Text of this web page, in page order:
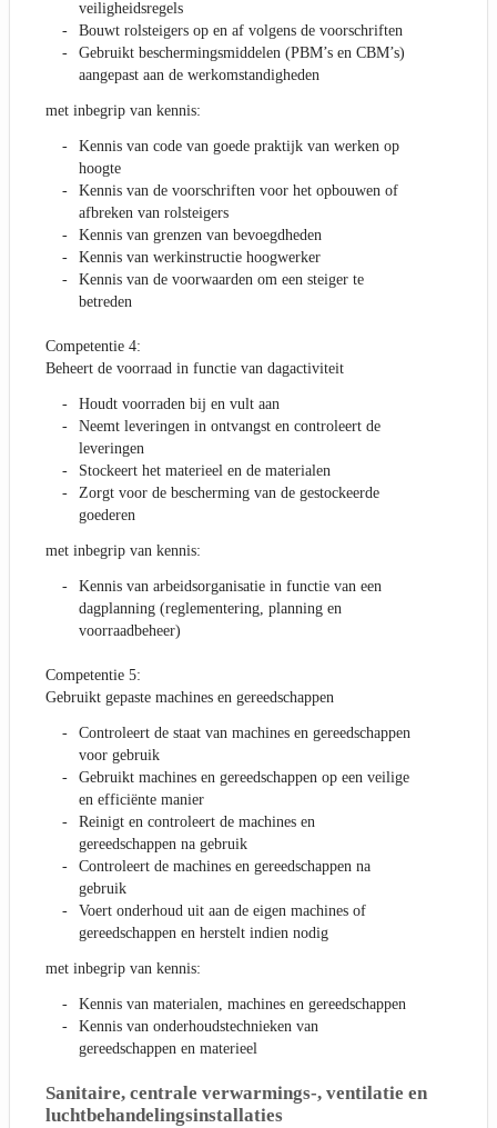
veiligheidsregels
Bouwt rolsteigers op en af volgens de voorschriften
Gebruikt beschermingsmiddelen (PBM’s en CBM’s)
aangepast aan de werkomstandigheden
met inbegrip van kennis:
Kennis van code van goede praktijk van werken op
hoogte
Kennis van de voorschriften voor het opbouwen of
afbreken van rolsteigers
Kennis van grenzen van bevoegdheden
Kennis van werkinstructie hoogwerker
Kennis van de voorwaarden om een steiger te
betreden
Competentie 4:
Beheert de voorraad in functie van dagactiviteit
Houdt voorraden bij en vult aan
Neemt leveringen in ontvangst en controleert de
leveringen
Stockeert het materieel en de materialen
Zorgt voor de bescherming van de gestockeerde
goederen
met inbegrip van kennis:
Kennis van arbeidsorganisatie in functie van een
dagplanning (reglementering, planning en
voorraadbeheer)
Competentie 5:
Gebruikt gepaste machines en gereedschappen
Controleert de staat van machines en gereedschappen
voor gebruik
Gebruikt machines en gereedschappen op een veilige
en efficiënte manier
Reinigt en controleert de machines en
gereedschappen na gebruik
Controleert de machines en gereedschappen na
gebruik
Voert onderhoud uit aan de eigen machines of
gereedschappen en herstelt indien nodig
met inbegrip van kennis:
Kennis van materialen, machines en gereedschappen
Kennis van onderhoudstechnieken van
gereedschappen en materieel
Sanitaire, centrale verwarmings-, ventilatie en
luchtbehandelingsinstallaties